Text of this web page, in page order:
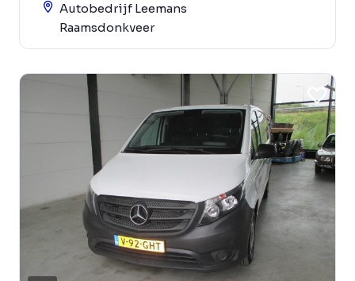
Autobedrijf Leemans
Raamsdonkveer